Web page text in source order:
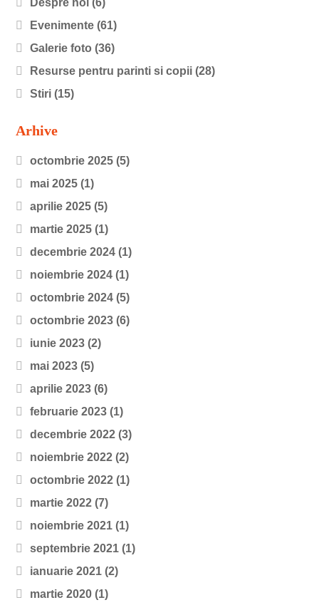
Evenimente (61)
Galerie foto (36)
Resurse pentru parinti si copii (28)
Stiri (15)
Arhive
octombrie 2025 (5)
mai 2025 (1)
aprilie 2025 (5)
martie 2025 (1)
decembrie 2024 (1)
noiembrie 2024 (1)
octombrie 2024 (5)
octombrie 2023 (6)
iunie 2023 (2)
mai 2023 (5)
aprilie 2023 (6)
februarie 2023 (1)
decembrie 2022 (3)
noiembrie 2022 (2)
octombrie 2022 (1)
martie 2022 (7)
noiembrie 2021 (1)
septembrie 2021 (1)
ianuarie 2021 (2)
martie 2020 (1)